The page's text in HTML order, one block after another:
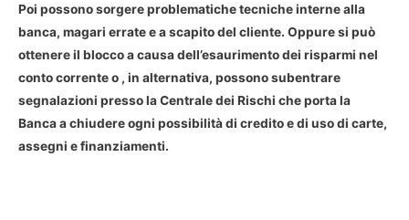
Poi possono sorgere problematiche tecniche interne alla
banca, magari errate e a scapito del cliente. Oppure si può
ottenere il blocco a causa dell’esaurimento dei risparmi nel
conto correnteo , in alternativa, possono subentrare
segnalazioni presso la Centrale dei Rischi che porta la
Banca a chiudere ogni possibilità di credito e di uso di carte,
assegni e finanziamenti.